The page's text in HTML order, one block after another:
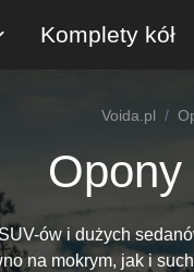
Komplety kół
Voida.pl
ów i dużych
na mokrym, jak i